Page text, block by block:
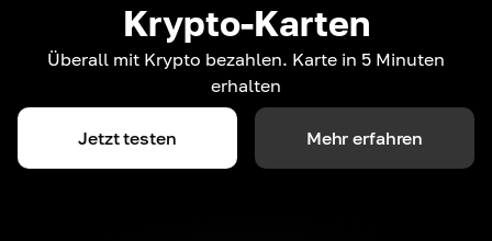
Krypto-Karten
Überall mit Krypto bezahlen. Karte in 5 Minuten
erhalten
Jetzt testen Mehr erfahren